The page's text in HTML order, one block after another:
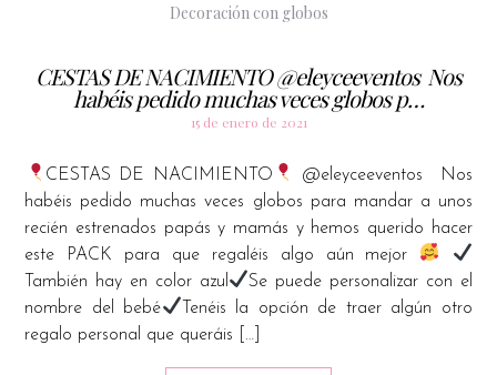
Decoración con globos
CESTAS DE NACIMIENTO @eleyceeventos ⁠ Nos
habéis pedido muchas veces globos p…
15 de enero de 2021
CESTAS DE NACIMIENTO
@eleyceeventos ⁠ Nos
habéis pedido muchas veces globos para mandar a unos
recién estrenados papás y mamás y hemos querido hacer
este PACK para que regaléis algo aún mejor
También hay en color azul⁠
Se puede personalizar con el
nombre del bebé⁠
Tenéis la opción de traer algún otro
regalo personal que queráis […]